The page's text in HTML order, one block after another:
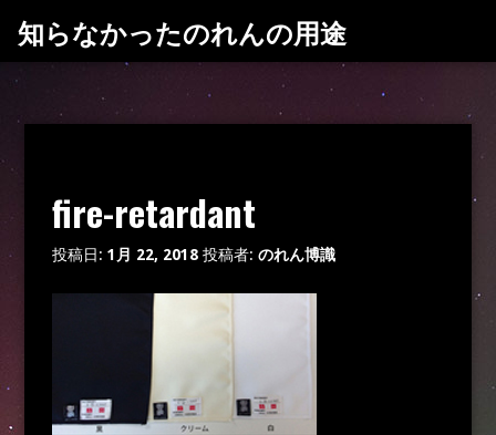
テ
ス
プ
知らなかったのれんの用途
fire-retardant
投稿日: 1月 22, 2018投稿者: のれん博識